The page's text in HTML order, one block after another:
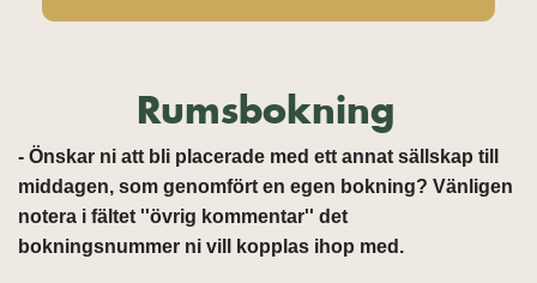
Rumsbokning
- Önskar ni att bli placerade med ett annat sällskap till
middagen, som genomfört en egen bokning? Vänligen
notera i fältet ''övrig kommentar'' det
bokningsnummer ni vill kopplas ihop med.